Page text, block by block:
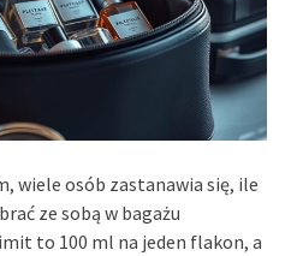
wiele osób zastanawia się, ile
ze sobą w bagażu
to 100 ml na jeden flakon, a